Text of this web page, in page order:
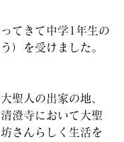
てきて中学1年生の
）を受けました。
聖人の出家の地、
澄寺において大聖
さんらしく生活を